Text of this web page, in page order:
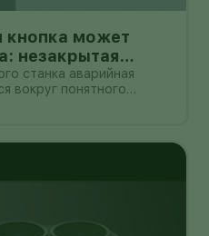
кнопка может
незакрытая
Unitree G1
станка аварийная
вокруг понятного